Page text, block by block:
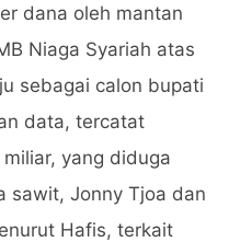
dana oleh mantan
Niaga Syariah atas
sebagai calon bupati
data, tercatat
yang diduga
sawit, Jonny Tjoa dan
Hafis, terkait